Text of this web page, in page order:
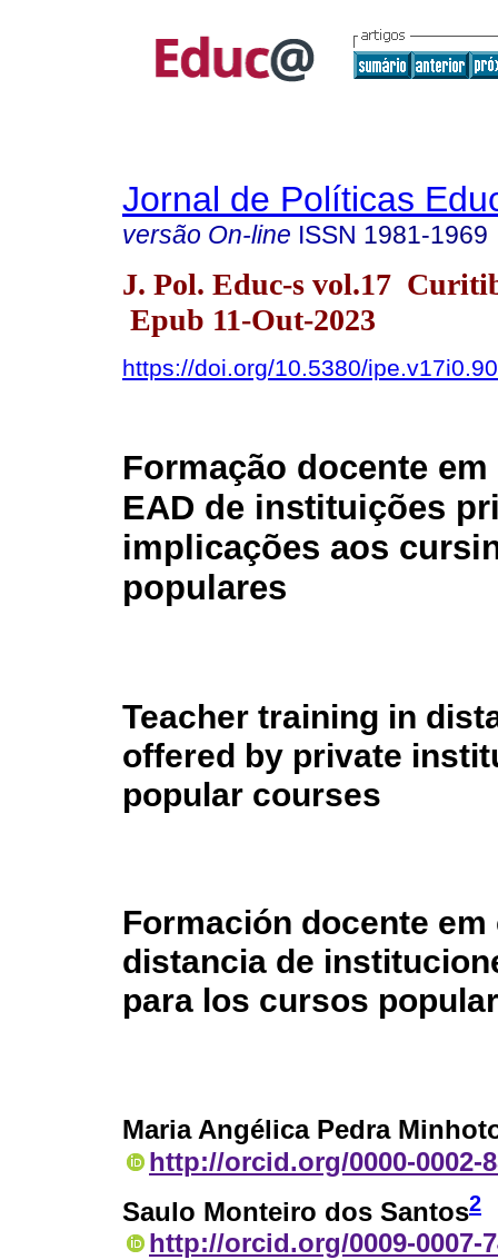
Jornal de Políticas
versão On-line ISSN 1981-1969
J. Pol. Educ-s vol.17
Epub 11-Out-2023
https://doi.org/10.5380/
Formação docente
EAD de instituições
implicações aos
populares
Teacher training in
offered by private
popular courses
Formación docente
distancia de
para los cursos
Maria Angélica Pedra
http://orcid.org/0000-0002-
Saulo Monteiro dos Santos2
http://orcid.org/0009-0007-